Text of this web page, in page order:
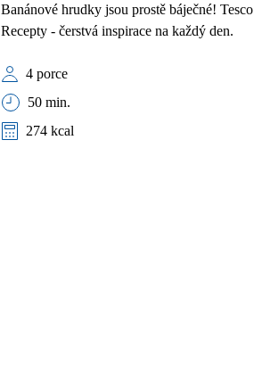
Banánové hrudky jsou prostě báječné! Tesco
Recepty - čerstvá inspirace na každý den.
4 porce
50 min.
274 kcal